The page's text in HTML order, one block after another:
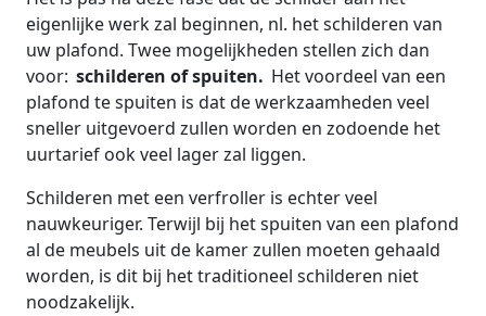
eigenlijke werk zal beginnen, nl. het schilderen van
uw plafond. Twee mogelijkheden stellen zich dan
voor: schilderen of spuiten. Het voordeel van een
plafond te spuiten is dat de werkzaamheden veel
sneller uitgevoerd zullen worden en zodoende het
uurtarief ook veel lager zal liggen.
Schilderen met een verfroller is echter veel
nauwkeuriger. Terwijl bij het spuiten van een plafond
al de meubels uit de kamer zullen moeten gehaald
worden, is dit bij het traditioneel schilderen niet
noodzakelijk.